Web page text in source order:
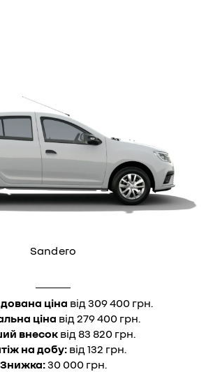
Sandero
ціна від 309 400 грн.
ціна від 279 400 грн.
внесоквід 83 820 грн.
на добу: від 132 грн.
Знижка:30 000 грн.